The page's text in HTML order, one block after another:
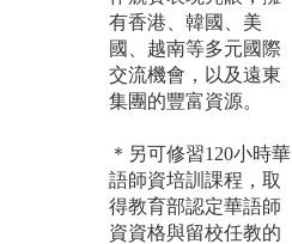
有香港、韓國、美
國、越南等多元國際
交流機會，以及遠東
集團的豐富資源。
＊另可修習120小時華
語師資培訓課程，取
得教育部認定華語師
資資格與留校任教的